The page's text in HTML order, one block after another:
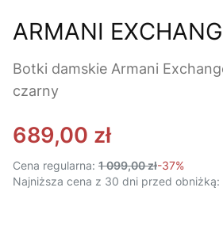
ARMANI
Botki damskie Armani
czarny
689,00 zł
Cena regularna: 1 099,00 zł-37%
Najniższa cena z 30 dni przed obniżką: